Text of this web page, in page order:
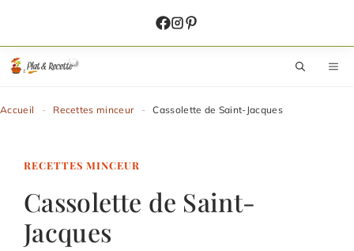
contenu
Accueil - Recettes minceur - Cassolette de Saint-Jacques
RECETTES MINCEUR
Cassolette de Saint-
Jacques